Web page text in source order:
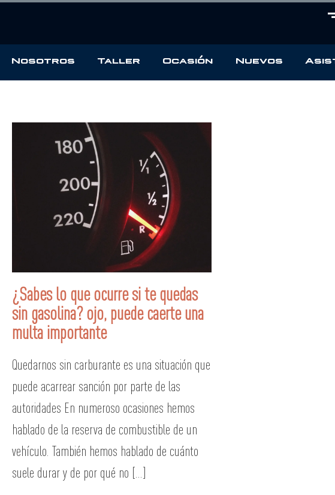
Nosotros Taller Ocasión Nuevos
¿Sabes lo que ocurre si te quedas
sin gasolina? ojo, puede caerte una
multa importante
Quedarnos sin carburante es una situación que
puede acarrear sanción por parte de las
autoridades En numeroso ocasiones hemos
hablado de la reserva de combustible de un
vehículo. También hemos hablado de cuánto
suele durar y de por qué no [...]